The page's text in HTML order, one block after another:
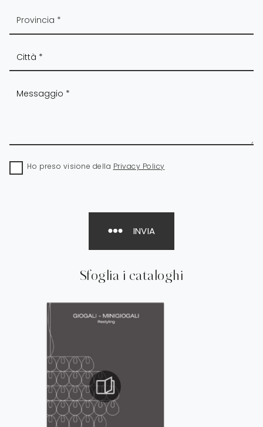
Sfoglia i cataloghi
Ho preso visione della Privacy Policy
INVIA